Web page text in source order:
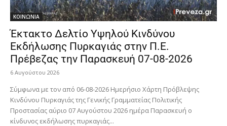
ΚΟΙΝΩΝΙΑ
Έκτακτο Δελτίο Υψηλού Κινδύνου
Εκδήλωσης Πυρκαγιάς στην Π.Ε.
Πρέβεζας την Παρασκευή 07-08-2026
6 Αυγούστου 2026
Σύμφωνα με τον από 06-08-2026 Ημερήσιο Χάρτη Πρόβλεψης
Κινδύνου Πυρκαγιάς της Γενικής Γραμματείας Πολιτικής
Προστασίας αύριο 07 Αυγούστου 2026 ημέρα Παρασκευή ο
κίνδυνος εκδήλωσης πυρκαγιάς...